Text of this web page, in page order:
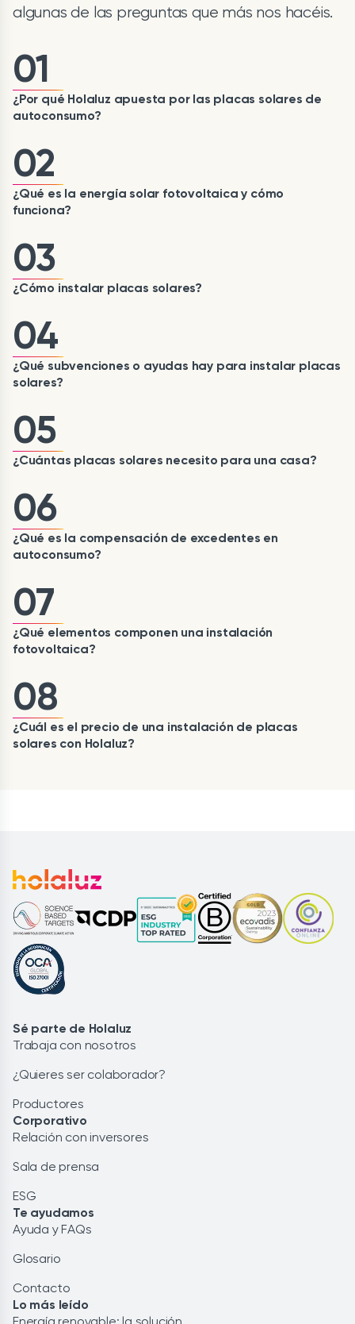
algunas de las preguntas que más nos hacéis.
01
¿Por qué Holaluz apuesta por las placas solares de
autoconsumo?
02
¿Qué es la energía solar fotovoltaica y cómo
funciona?
03
¿Cómo instalar placas solares?
04
¿Qué subvenciones o ayudas hay para instalar placas
solares?
05
¿Cuántas placas solares necesito para una casa?
06
¿Qué es la compensación de excedentes en
autoconsumo?
07
¿Qué elementos componen una instalación
fotovoltaica?
08
¿Cuál es el precio de una instalación de placas
solares con Holaluz?
Sé parte de Holaluz
Trabaja con nosotros
¿Quieres ser colaborador?
Productores
Corporativo
Relación con inversores
Sala de prensa
ESG
Te ayudamos
Ayuda y FAQs
Glosario
Contacto
Lo más leído